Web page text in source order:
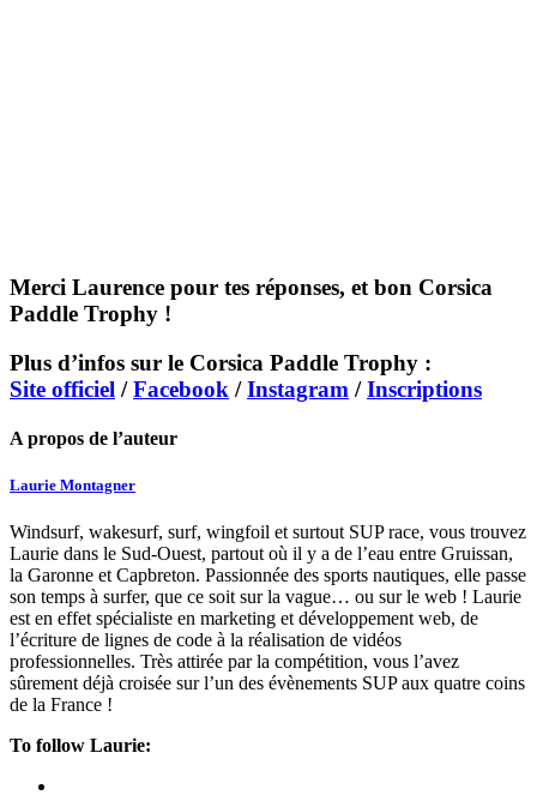
Merci Laurence pour tes réponses, et bon Corsica
Paddle Trophy !
Plus d’infos sur le Corsica Paddle Trophy :
Site officiel /Facebook /Instagram /Inscriptions
A propos de l’auteur
Laurie Montagner
Windsurf, wakesurf, surf, wingfoil et surtout SUP race, vous trouvez
Laurie dans le Sud-Ouest, partout où il y a de l’eau entre Gruissan,
la Garonne et Capbreton. Passionnée des sports nautiques, elle passe
son temps à surfer, que ce soit sur la vague… ou sur le web ! Laurie
est en effet spécialiste en marketing et développement web, de
l’écriture de lignes de code à la réalisation de vidéos
professionnelles. Très attirée par la compétition, vous l’avez
sûrement déjà croisée sur l’un des évènements SUP aux quatre coins
de la France !
To follow Laurie: